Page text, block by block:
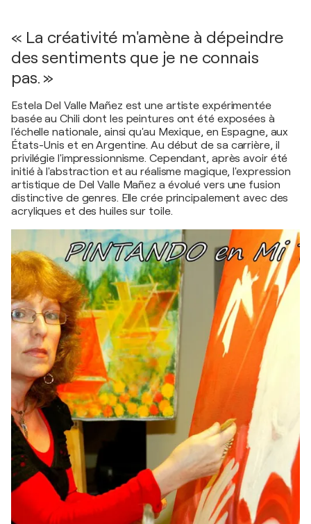
« La créativité m'amène à dépeindre
des sentiments que je ne connais
pas. »
Estela Del Valle Mañez est une artiste expérimentée
basée au Chili dont les peintures ont été exposées à
l'échelle nationale, ainsi qu'au Mexique, en Espagne, aux
États-Unis et en Argentine. Au début de sa carrière, il
privilégie l'impressionnisme. Cependant, après avoir été
initié à l'abstraction et au réalisme magique, l'expression
artistique de Del Valle Mañez a évolué vers une fusion
distinctive de genres. Elle crée principalement avec des
acryliques et des huiles sur toile.